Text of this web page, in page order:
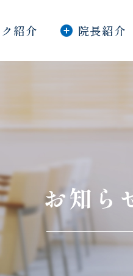
紹介 院長紹介
お知ら